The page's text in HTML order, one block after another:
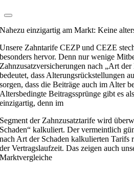
Nahezu einzigartig am Markt: Keine
Unsere Zahntarife CEZP und CEZE
besonders hervor. Denn nur wenige
Zahnzusatzversicherungen nach „Art
bedeutet, dass Alterungsrückstellungen
sorgen, dass die Beiträge auch im Alter
Altersbedingte Beitragssprünge gibt es
einzigartig, denn im
Segment der Zahnzusatztarife wird
Schaden“ kalkuliert. Der vermeintlich
nach Art der Schaden kalkulierten Tarifs
der Vertragslaufzeit. Das zeigen auch
Marktvergleiche